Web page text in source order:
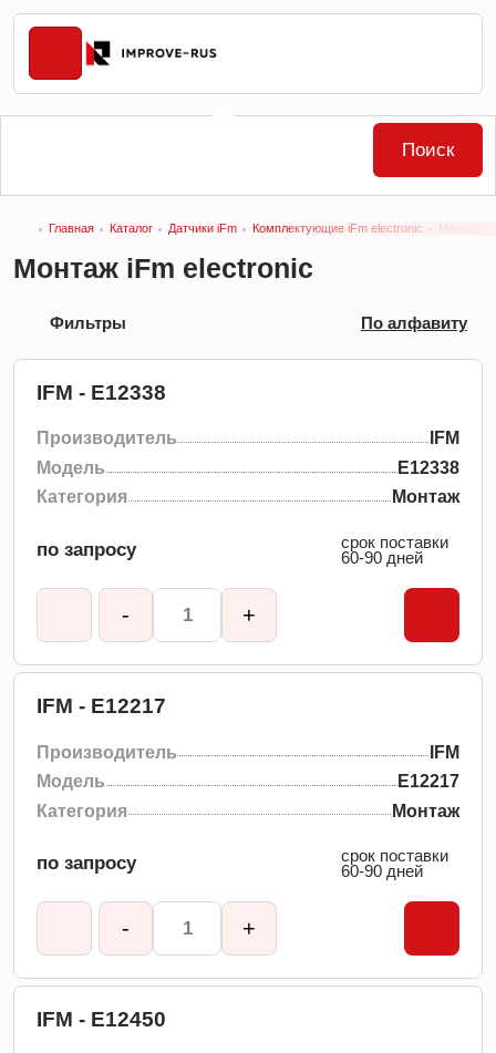
Главная Каталог Датчики iFm Комплектующие iFm electronic
Монтаж iFm electronic
Фильтры По алфавиту
IFM - E12338
Производитель
IFM
Модель
E12338
Категория
Монтаж
по запросу
срок поставки
60-90 дней
- +
IFM - E12217
Производитель
IFM
Модель
E12217
Категория
Монтаж
по запросу
срок поставки
60-90 дней
- +
IFM - E12450
Поиск